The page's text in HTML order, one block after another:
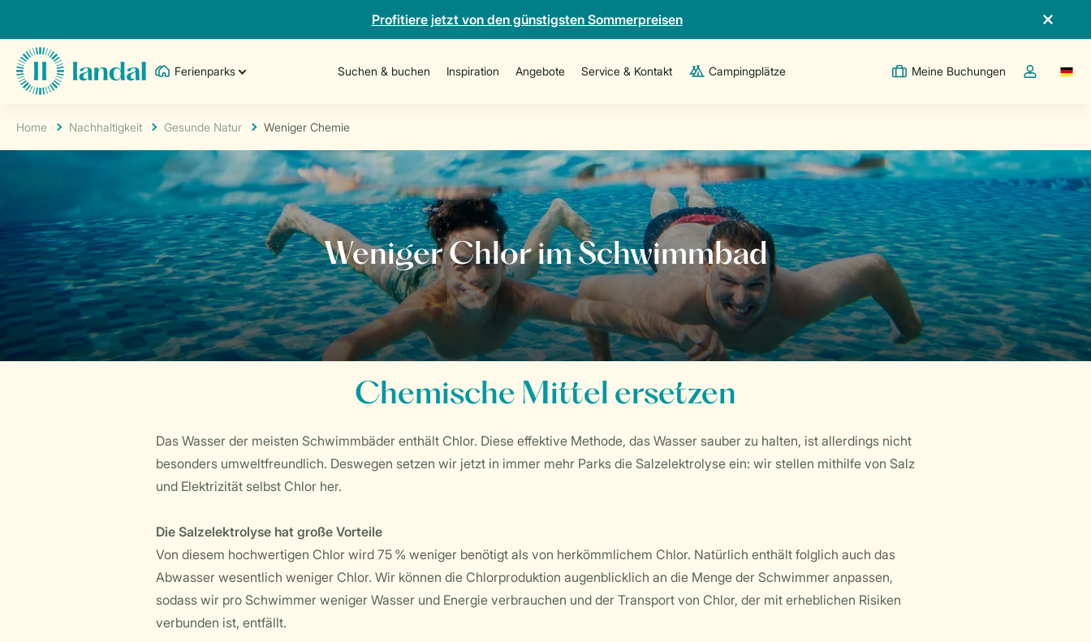
Profitiere jetzt von den günstigsten Sommerpreisen
Ferienparks Suchen & buchen Inspiration Angebote Service & Kontakt Campingplätze Meine Buchungen
Dropdown-
Home Nachhaltigkeit Gesunde Natur Weniger Chemie
Chemische Mittel ersetzen
Das Wasser der meisten Schwimmbäder enthält Chlor. Diese effektive Methode, das Wasser sauber zu halten, ist allerdings nicht
besonders umweltfreundlich. Deswegen setzen wir jetzt in immer mehr Parks die Salzelektrolyse ein: wir stellen mithilfe von Salz
und Elektrizität selbst Chlor her.
Die Salzelektrolyse hat große Vorteile
Von diesem hochwertigen Chlor wird 75 % weniger benötigt als von herkömmlichem Chlor. Natürlich enthält folglich auch das
Abwasser wesentlich weniger Chlor. Wir können die Chlorproduktion augenblicklich an die Menge der Schwimmer anpassen,
sodass wir pro Schwimmer weniger Wasser und Energie verbrauchen und der Transport von Chlor, der mit erheblichen Risiken
verbunden ist, entfällt.